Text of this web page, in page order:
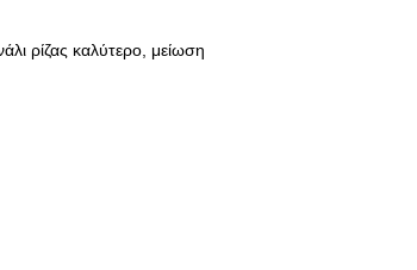
ρίζας καλύτερο, μείωση